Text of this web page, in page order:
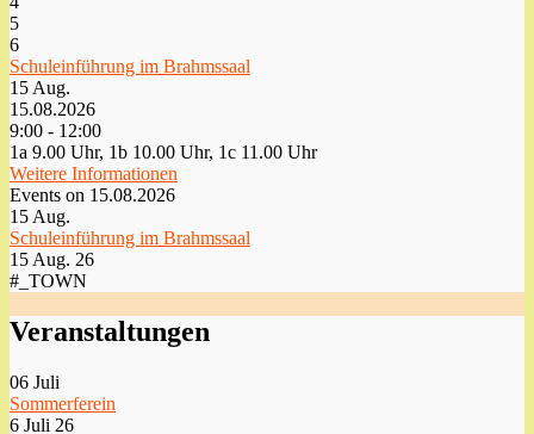
5
6
Schuleinführung im Brahmssaal
15 Aug.
15.08.2026
9:00 - 12:00
1a 9.00 Uhr, 1b 10.00 Uhr, 1c 11.00 Uhr
Weitere Informationen
Events on 15.08.2026
15 Aug.
Schuleinführung im Brahmssaal
15 Aug. 26
#_TOWN
Veranstaltungen
06 Juli
Sommerferein
6 Juli 26